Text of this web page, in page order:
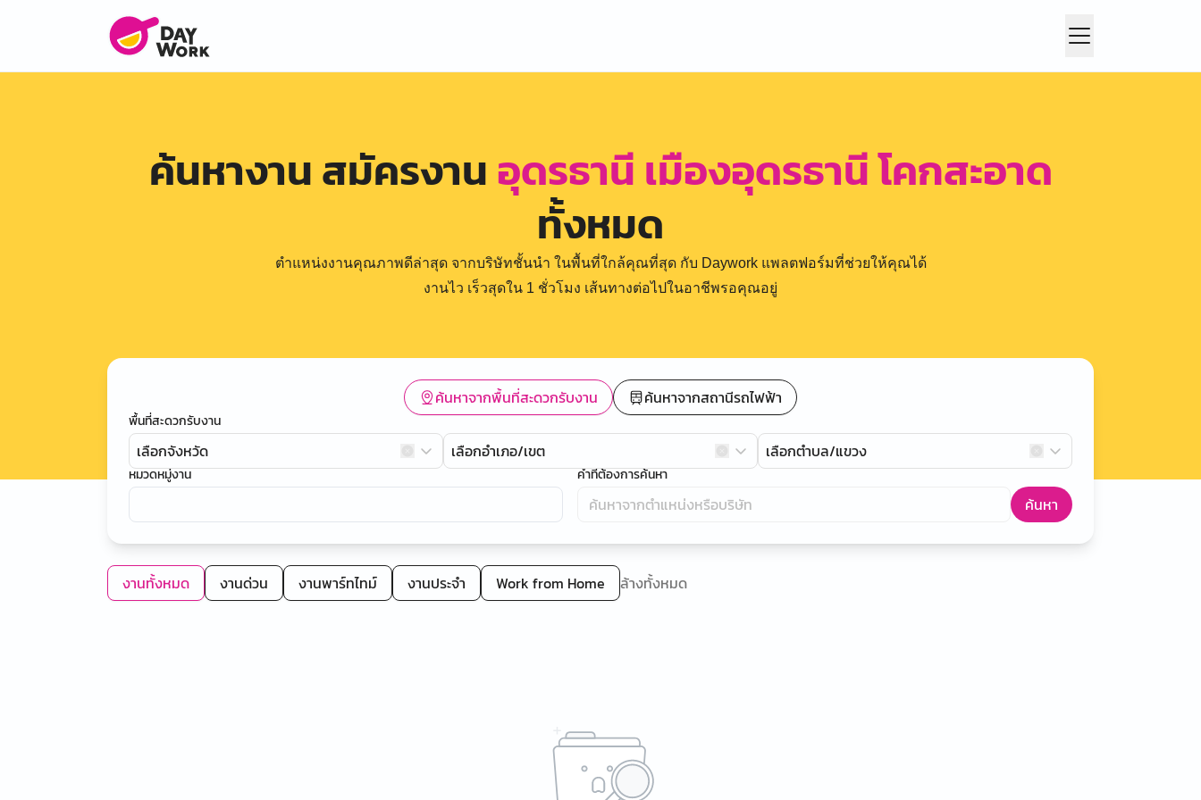
ค้นหางาน สมัครงานอุดรธานี เมืองอุดรธานี โคกสะอาด
ทั้งหมด
ตำแหน่งงานคุณภาพดีล่าสุด จากบริษัทชั้นนำ ในพื้นที่ใกล้คุณที่สุด กับ Daywork แพลตฟอร์มที่ช่วยให้คุณได้
งานไว เร็วสุดใน 1 ชั่วโมง เส้นทางต่อไปในอาชีพรอคุณอยู่
ค้นหาจากพื้นที่สะดวกรับงาน ค้นหาจากสถานีรถไฟฟ้า
พื้นที่สะดวกรับงาน
เลือกจังหวัด เลือกอำเภอ/เขต เลือกตำบล/แขวง
หมวดหมู่งาน คำที่ต้องการค้นหา
ค้นหา
งานทั้งหมด งานด่วน งานพาร์ทไทม์ งานประจำ Work from Home ล้างทั้งหมด